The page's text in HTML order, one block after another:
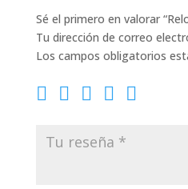
Sé el primero en valorar
Tu dirección de correo
Los campos obligatorios